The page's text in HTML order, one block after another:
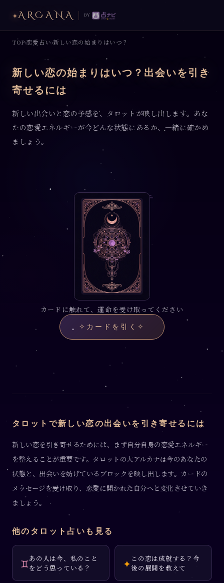
✦ARCANA by
TOP›恋愛占い›新しい恋の始まりはいつ？
新しい恋の始まりはいつ？出会いを引き
寄せるには
新しい出会いと恋の予感を、タロットが映し出します。あな
たの恋愛エネルギーが今どんな状態にあるか、一緒に確かめ
ましょう。
カードに触れて、運命を受け取ってください
✧ カードを引く ✧
タロットで新しい恋の出会いを引き寄せるには
新しい恋を引き寄せるためには、まず自分自身の恋愛エネルギー
を整えることが重要です。タロットの大アルカナは今のあなたの
状態と、出会いを妨げているブロックを映し出します。カードの
メッセージを受け取り、恋愛に開かれた自分へと変化させていき
ましょう。
他のタロット占いも見る
♊あの人は今、私のこと
をどう思っている？
✦この恋は成就する？今
後の展開を教えて